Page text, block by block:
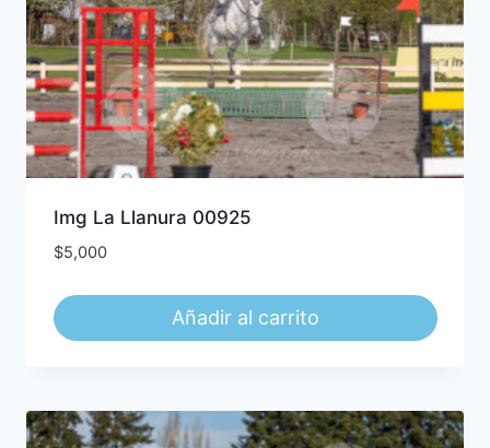
Img La Llanura 00925
$5,000
Añadir al carrito